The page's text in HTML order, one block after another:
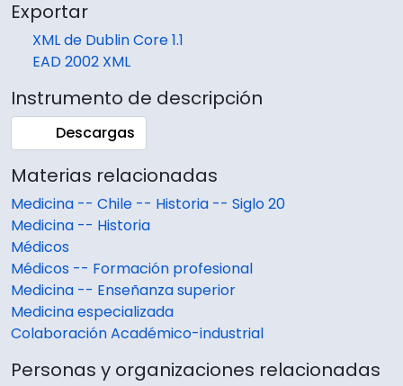
Exportar
XML de Dublin Core 1.1
EAD 2002 XML
Instrumento de descripción
Descargas
Materias relacionadas
Medicina -- Chile -- Historia -- Siglo 20
Medicina -- Historia
Médicos
Médicos -- Formación profesional
Medicina -- Enseñanza superior
Medicina especializada
Colaboración Académico-industrial
Personas y organizaciones relacionadas